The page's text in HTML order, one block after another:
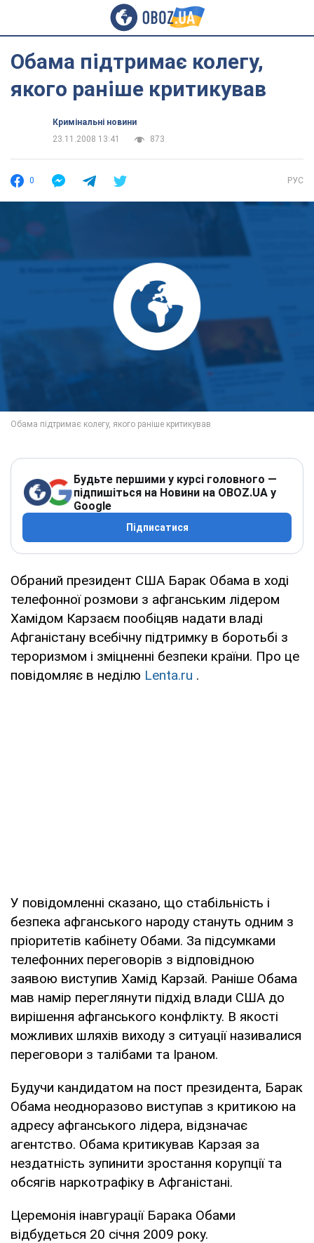
Обама підтримає колегу,
якого раніше критикував
Кримінальні новини
23.11.2008 13:41
873
0 РУС
Будьте першими у курсі головного —
підпишіться на Новини на OBOZ.UA у
Google
Підписатися
Обраний президент США Барак Обама в ході
телефонної розмови з афганським лідером
Хамідом Карзаєм пообіцяв надати владі
Афганістану всебічну підтримку в боротьбі з
тероризмом і зміцненні безпеки країни. Про це
повідомляє в неділю Lenta.ru .
У повідомленні сказано, що стабільність і
безпека афганського народу стануть одним з
пріоритетів кабінету Обами. За підсумками
телефонних переговорів з відповідною
заявою виступив Хамід Карзай. Раніше Обама
мав намір переглянути підхід влади США до
вирішення афганського конфлікту. В якості
можливих шляхів виходу з ситуації називалися
переговори з талібами та Іраном.
Будучи кандидатом на пост президента, Барак
Обама неодноразово виступав з критикою на
адресу афганського лідера, відзначає
агентство. Обама критикував Карзая за
нездатність зупинити зростання корупції та
обсягів наркотрафіку в Афганістані.
Церемонія інавгурації Барака Обами
відбудеться 20 січня 2009 року.